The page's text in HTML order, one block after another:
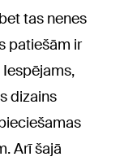
tas nenes
patiešām ir
dizains
Arī šajā